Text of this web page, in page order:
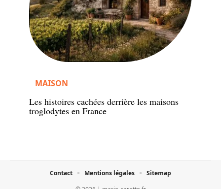
MAISON
Les histoires cachées derrière les maisons
troglodytes en France
Contact Mentions légales Sitemap